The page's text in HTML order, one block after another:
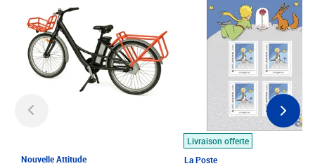
Nouvelle Attitude
Livraison offerte
La Poste